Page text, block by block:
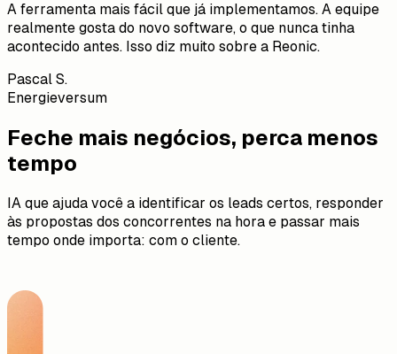
A ferramenta mais fácil que já implementamos. A equipe
realmente gosta do novo software, o que nunca tinha
acontecido antes. Isso diz muito sobre a Reonic.
Pascal S.
Energieversum
Feche mais negócios, perca menos
tempo
IA que ajuda você a identificar os leads certos, responder
às propostas dos concorrentes na hora e passar mais
tempo onde importa: com o cliente.